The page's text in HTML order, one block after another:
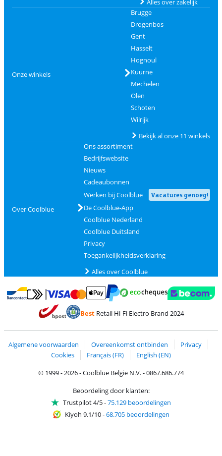
Alles over zakelijk
Onze winkels
Brugge
Drogenbos
Gent
Hasselt
Hognoul
Kuurne
Mechelen
Olen
Schoten
Wilrijk
Bekijk al onze 11 winkels
Over Coolblue
Ons assortiment
Bedrijfswebsite
Nieuws
Cadeaubonnen
Werken bij Coolblue
Vacatures genoeg!
De Coolblue-App
Coolblue Nederland
Coolblue Duitsland
Privacy
Toegankelijkheidsverklaring
Alles over Coolblue
Betalen met Bancontact
Betalen met MasterCard en Visa via ClickToPay
BestRetail Hi-Fi Electro Brand 2024
Algemene voorwaarden Overeenkomst ontbinden
Privacy
Cookies
Français (FR)
English (EN)
© 1999 - 2026 - Coolblue België N.V. - 0867.686.774
Beoordeling door klanten:
Trustpilot 4/5-75.129 beoordelingen
Kiyoh 9.1/10-68.705 beoordelingen